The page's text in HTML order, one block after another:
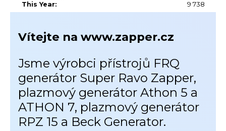
This Year:
9 738
Vítejte na www.zapper.cz
Jsme výrobci přístrojů FRQ
generátor Super Ravo Zapper,
plazmový generátor Athon 5 a
ATHON 7, plazmový generátor
RPZ 15 a Beck Generator.